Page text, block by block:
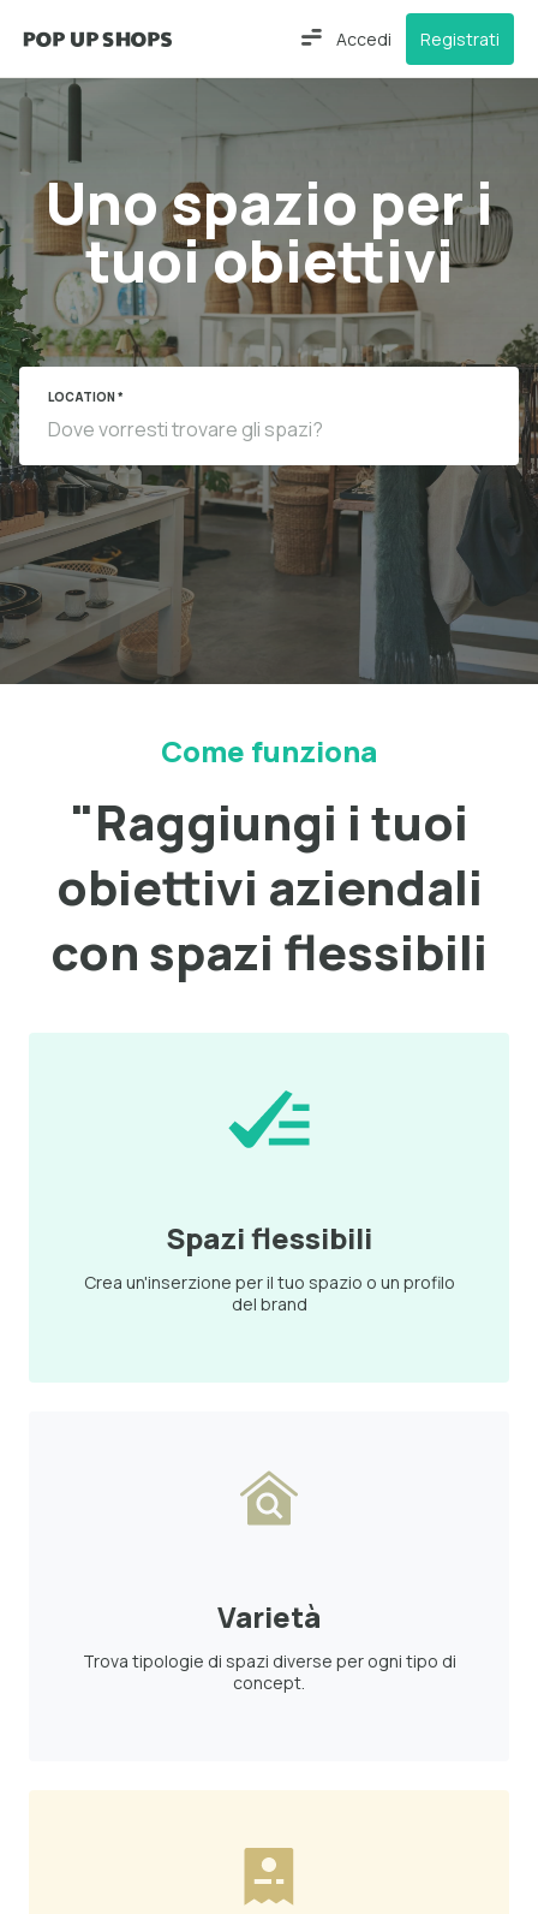
Accedi Registrati
Uno spazio per i
tuoi obiettivi
LOCATION *
Come funziona
"Raggiungi i tuoi
obiettivi aziendali
con spazi flessibili
Spazi flessibili
Crea un'inserzione per il tuo spazio o un profilo
del brand
Varietà
Trova tipologie di spazi diverse per ogni tipo di
concept.